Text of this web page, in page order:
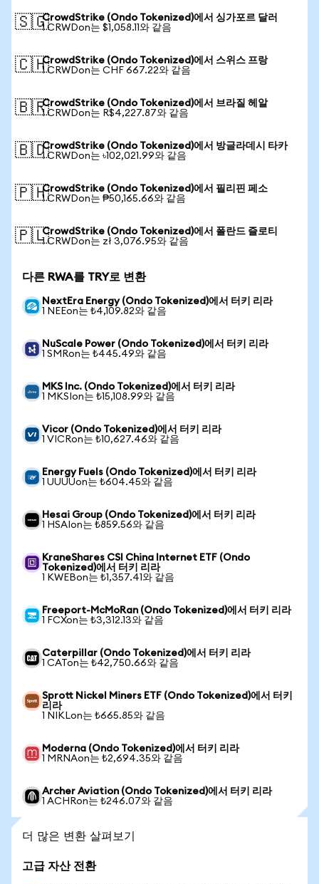
🇸🇬CrowdStrike (Ondo Tokenized)에서 싱가포르 달러
1 CRWDon는 $1,058.11와 같음
🇨🇭CrowdStrike (Ondo Tokenized)에서 스위스 프랑
1 CRWDon는 CHF 667.22와 같음
🇧🇷CrowdStrike (Ondo Tokenized)에서 브라질 헤알
1 CRWDon는 R$4,227.87와 같음
🇧🇩CrowdStrike (Ondo Tokenized)에서 방글라데시 타카
1 CRWDon는 ৳102,021.99와 같음
🇵🇭CrowdStrike (Ondo Tokenized)에서 필리핀 페소
1 CRWDon는 ₱50,165.66와 같음
🇵🇱CrowdStrike (Ondo Tokenized)에서 폴란드 즐로티
1 CRWDon는 zł 3,076.95와 같음
다른 RWA를 TRY로 변환
NextEra Energy (Ondo Tokenized)에서 터키 리라
1 NEEon는 ₺4,109.82와 같음
NuScale Power (Ondo Tokenized)에서 터키 리라
1 SMRon는 ₺445.49와 같음
MKS Inc. (Ondo Tokenized)에서 터키 리라
1 MKSIon는 ₺15,108.99와 같음
Vicor (Ondo Tokenized)에서 터키 리라
1 VICRon는 ₺10,627.46와 같음
Energy Fuels (Ondo Tokenized)에서 터키 리라
1 UUUUon는 ₺604.45와 같음
Hesai Group (Ondo Tokenized)에서 터키 리라
1 HSAIon는 ₺859.56와 같음
KraneShares CSI China Internet ETF (Ondo
Tokenized)에서 터키 리라
1 KWEBon는 ₺1,357.41와 같음
Freeport-McMoRan (Ondo Tokenized)에서 터키 리라
1 FCXon는 ₺3,312.13와 같음
Caterpillar (Ondo Tokenized)에서 터키 리라
1 CATon는 ₺42,750.66와 같음
Sprott Nickel Miners ETF (Ondo Tokenized)에서 터키
리라
1 NIKLon는 ₺665.85와 같음
Moderna (Ondo Tokenized)에서 터키 리라
1 MRNAon는 ₺2,694.35와 같음
Archer Aviation (Ondo Tokenized)에서 터키 리라
1 ACHRon는 ₺246.07와 같음
더 많은 변환 살펴보기
고급 자산 전환